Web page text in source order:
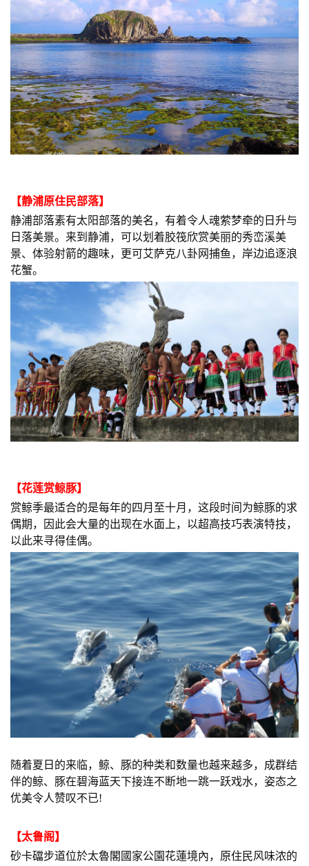
【静浦原住民部落】
静浦部落素有太阳部落的美名，有着令人魂萦梦牵的日升与
日落美景。来到静浦，可以划着胶筏欣赏美丽的秀峦溪美
景、体验射箭的趣味，更可艾萨克八卦网捕鱼，岸边追逐浪
花蟹。
【花莲赏鲸豚】
赏鲸季最适合的是每年的四月至十月，这段时间为鲸豚的求
偶期，因此会大量的出现在水面上，以超高技巧表演特技，
以此来寻得佳偶。
随着夏日的来临，鲸、豚的种类和数量也越来越多，成群结
伴的鲸、豚在碧海蓝天下接连不断地一跳一跃戏水，姿态之
优美令人赞叹不已!
【太鲁阁】
砂卡礑步道位於太魯閣國家公園花蓮境內，原住民风味浓的